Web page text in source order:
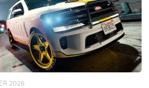
2026